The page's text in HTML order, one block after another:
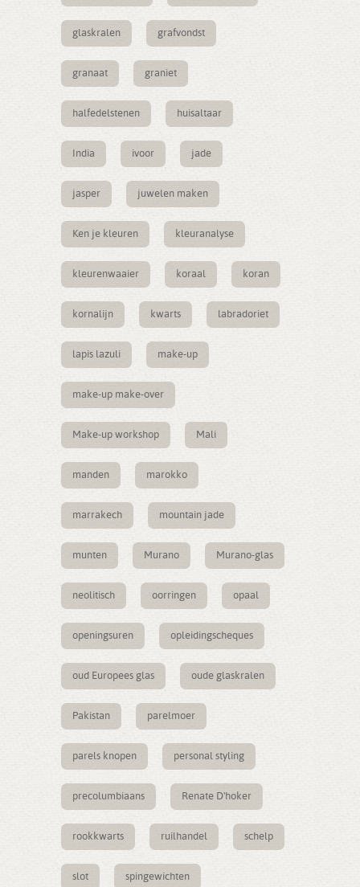
glaskralen grafvondst
granaat graniet
halfedelstenen huisaltaar
India ivoor jade
jasper juwelen maken
Ken je kleuren kleuranalyse
kleurenwaaier koraal koran
kornalijn kwarts labradoriet
lapis lazuli make-up
make-up make-over
Make-up workshop Mali
manden marokko
marrakech mountain jade
munten Murano Murano-glas
neolitisch oorringen opaal
openingsuren opleidingscheques
oud Europees glas oude glaskralen
Pakistan parelmoer
parels knopen personal styling
precolumbiaans Renate D'hoker
rookkwarts ruilhandel schelp
slot spingewichten